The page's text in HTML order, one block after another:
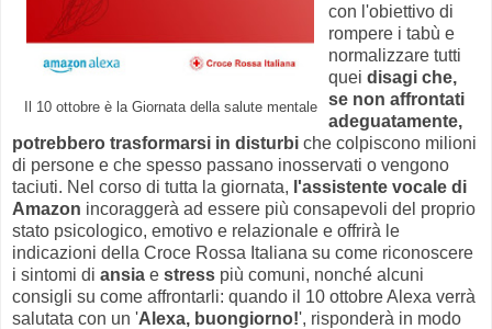
Il 10 ottobre è la Giornata della salute mentale
con l'obiettivo di
rompere i tabù e
normalizzare tutti
quei disagi che,
se non affrontati
adeguatamente,
potrebbero trasformarsi in disturbi che colpiscono milioni
di persone e che spesso passano inosservati o vengono
taciuti. Nel corso di tutta la giornata, l'assistente vocale di
Amazon incoraggerà ad essere più consapevoli del proprio
stato psicologico, emotivo e relazionale e offrirà le
indicazioni della Croce Rossa Italiana su come riconoscere
i sintomi di ansia e stress più comuni, nonché alcuni
consigli su come affrontarli: quando il 10 ottobre Alexa verrà
salutata con un 'Alexa, buongiorno!', risponderà in modo